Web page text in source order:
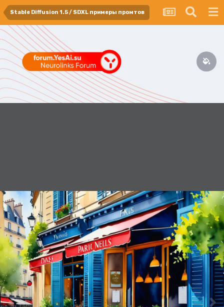
Stable Diffusion 1.5 / SDXL примеры промтов